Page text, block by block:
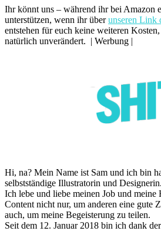
Ihr könnt uns – während ihr bei Amazon
unterstützen, wenn ihr überunseren Link
entstehen für euch keine weiteren
natürlich unverändert. | Werbung |
Hi, na? Mein Name ist Sam und ich bin
selbstständige Illustratorin und Designerin.
Ich lebe und liebe meinen Job und meine
Content nicht nur, um anderen eine gute
auch, um meine Begeisterung zu teilen.
Seit dem 12. Januar 2018 bin ich dank